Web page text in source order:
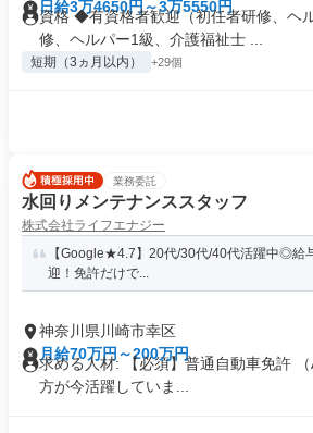
日給3万4650円～3万5550円
資格 ◆有資格者歓迎（初任者研修、ヘ
修、ヘルパー1級、介護福祉士 ...
短期（3ヵ月以内） +29個
業務委託
水回りメンテナンススタッフ
株式会社ライフエナジー
【Google★4.7】20代/30代/40代活躍中◎給
迎！免許だけで...
神奈川県川崎市幸区
月給70万円～200万円
求める人材: 【必須】普通自動車免許
方が今活躍していま...